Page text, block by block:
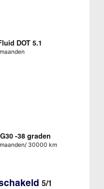
DOT 5.1
-38 graden
30000 km
5/1